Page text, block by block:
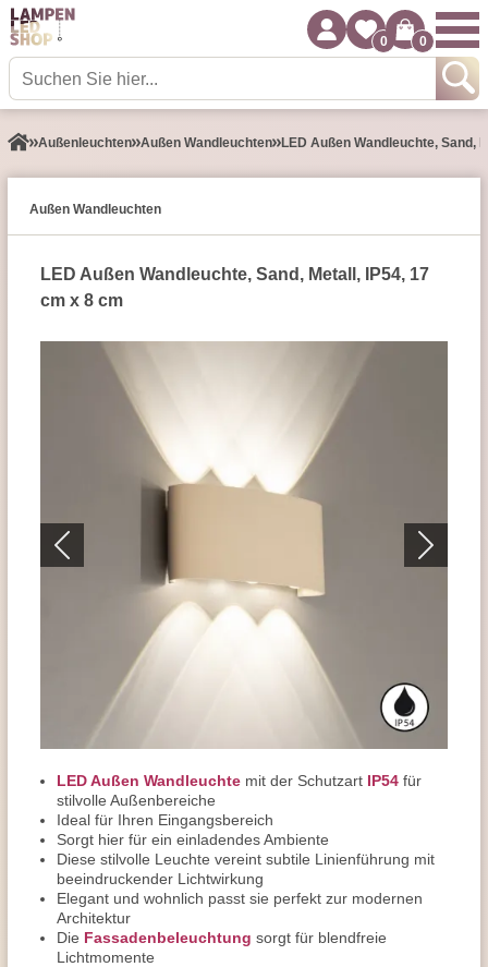
0 0
Außen­leuchten Außen Wandleuchten LED Außen Wandleuchte, Sand,
Außen Wandleuchten
LED Außen Wandleuchte, Sand, Metall, IP54, 17
cm x 8 cm
LED Außen Wandleuchte mit der Schutzart IP54 für
stilvolle Außenbereiche
Ideal für Ihren Eingangsbereich
Sorgt hier für ein einladendes Ambiente
Diese stilvolle Leuchte vereint subtile Linienführung mit
beeindruckender Lichtwirkung
Elegant und wohnlich passt sie perfekt zur modernen
Architektur
Die Fassadenbeleuchtung sorgt für blendfreie
Lichtmomente